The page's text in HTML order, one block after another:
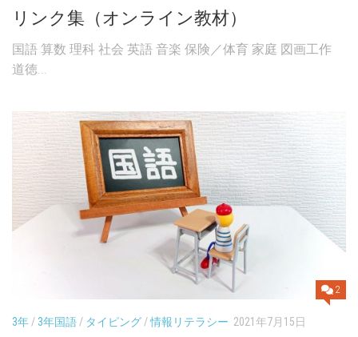
リンク集（オンライン教材）
国語 算数 理科 社会 英語 音楽 保険／体育 家庭 図画工作
道徳...
2
3年 / 3年国語 / タイピング /情報リテラシー 2021年7月15日